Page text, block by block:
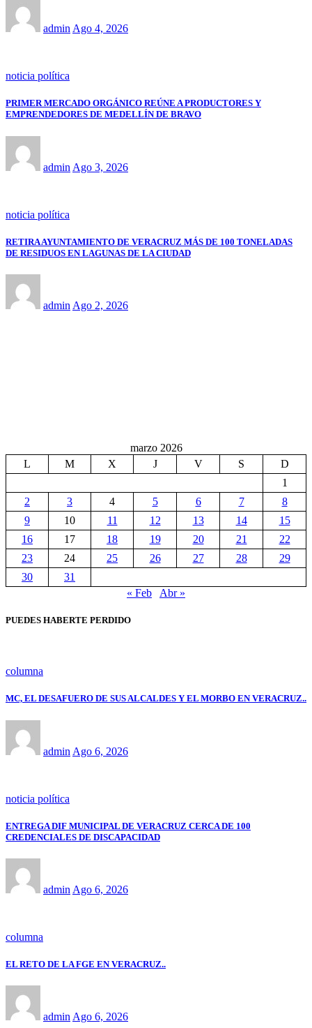
admin Ago 4, 2026
noticia política
PRIMER MERCADO ORGÁNICO REÚNE A PRODUCTORES Y
EMPRENDEDORES DE MEDELLÍN DE BRAVO
admin Ago 3, 2026
noticia política
RETIRA AYUNTAMIENTO DE VERACRUZ MÁS DE 100 TONELADAS
DE RESIDUOS EN LAGUNAS DE LA CIUDAD
admin Ago 2, 2026
marzo 2026
L
M X J V S
D
1
2
3 4 5 6 7
8
9
10 11 12 13 14
15
16
17 18 19 20 21
22
23
24 25 26 27 28
29
30
31
« Feb
Abr »
PUEDES HABERTE PERDIDO
columna
MC, EL DESAFUERO DE SUS ALCALDES Y EL MORBO EN VERACRUZ..
admin Ago 6, 2026
noticia política
ENTREGA DIF MUNICIPAL DE VERACRUZ CERCA DE 100
CREDENCIALES DE DISCAPACIDAD
admin Ago 6, 2026
columna
EL RETO DE LA FGE EN VERACRUZ..
admin Ago 6, 2026